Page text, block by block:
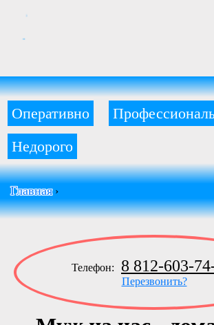
Оперативно
Недорого
Главная›
Телефон: 8 812-603-
Перезвонить?